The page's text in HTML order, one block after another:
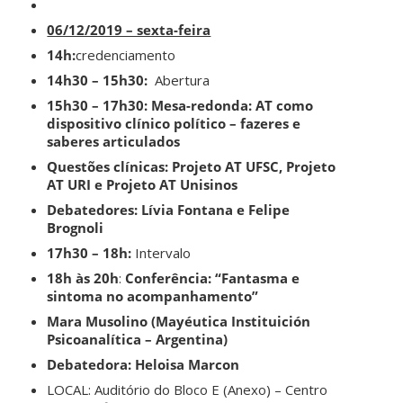
06/12/2019 – sexta-feira
14h:credenciamento
14h30 – 15h30: Abertura
15h30 – 17h30: Mesa-redonda: AT como
dispositivo clínico político – fazeres e
saberes articulados
Questões clínicas: Projeto AT UFSC, Projeto
AT URI e Projeto AT Unisinos
Debatedores: Lívia Fontana e Felipe
Brognoli
17h30 – 18h: Intervalo
18h às 20h: Conferência: “Fantasma e
sintoma no acompanhamento”
Mara Musolino (Mayéutica Instituición
Psicoanalítica – Argentina)
Debatedora: Heloisa Marcon
LOCAL: Auditório do Bloco E (Anexo) – Centro